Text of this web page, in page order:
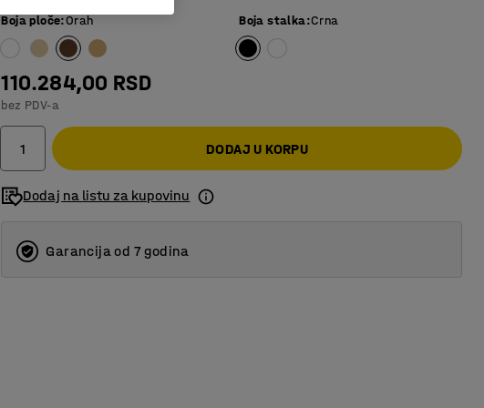
Boja ploče:Orah Boja stalka:Crna
110.284,00 RSD
bez PDV-a
DODAJ U KORPU
Dodaj na listu za kupovinu
Garancija od 7 godina